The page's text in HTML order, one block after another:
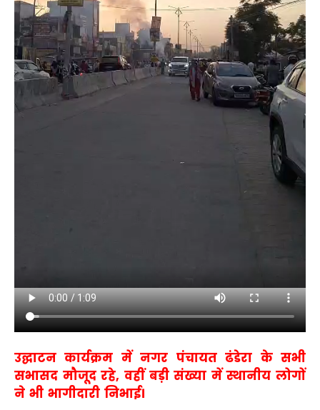
उद्घाटन कार्यक्रम में नगर पंचायत ढंडेरा के सभी
सभासद मौजूद रहे, वहीं बड़ी संख्या में स्थानीय लोगों
ने भी भागीदारी निभाई।